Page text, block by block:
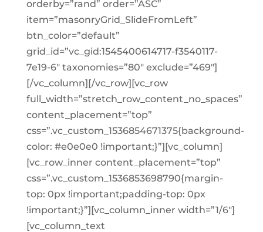
orderby=”rand” order=”ASC”
item=”masonryGrid_SlideFromLeft”
btn_color=”default”
grid_id=”vc_gid:1545400614717-f3540117-
7e19-6″ taxonomies=”80″ exclude=”469″]
[/vc_column][/vc_row][vc_row
full_width=”stretch_row_content_no_spaces”
content_placement=”top”
css=”.vc_custom_1536854671375{background-
color: #e0e0e0 !important;}”][vc_column]
[vc_row_inner content_placement=”top”
css=”.vc_custom_1536853698790{margin-
top: 0px !important;padding-top: 0px
!important;}”][vc_column_inner width=”1/6″]
[vc_column_text